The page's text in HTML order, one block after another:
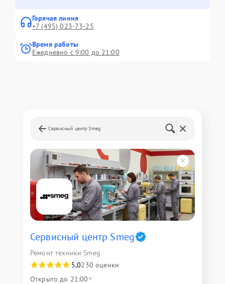
Горячая линия
+7 (495) 023-73-25
Время работы
Ежедневно с 9:00 до 21:00
Сервисный центр Smeg
Сервисный центр Smeg
Ремонт техники Smeg
5,0230 оценки
Открыто до 21:00